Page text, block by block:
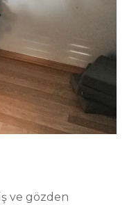
ve gözden